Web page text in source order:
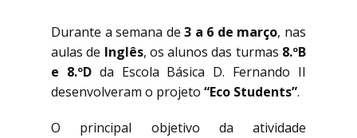
Durante a semana de3 a 6 de março, nas
aulas de Inglês, os alunos das turmas 8.ºB
e 8.ºDda Escola Básica D. Fernando II
desenvolveram o projeto “Eco Students”.
O principal objetivo da atividade